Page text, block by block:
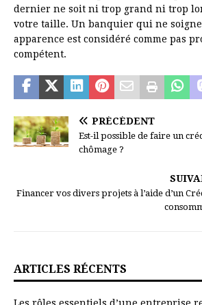
dernier ne soit ni trop grand ni trop
votre taille. Un banquier qui ne
apparence est considéré comme pas
compétent.
PRÉCÉDENT
Est-il possible de faire un
chômage ?
Financer vos divers projets à l’aide d’un
ARTICLES RÉCENTS